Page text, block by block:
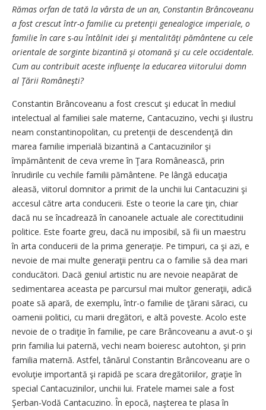
Rămas orfan de tată la vârsta de un an, Constantin Brâncoveanu
a fost crescut într-o familie cu pretenţii genealogice imperiale, o
familie în care s-au întâlnit idei şi mentalităţi pământene cu cele
orientale de sorginte bizantină şi otomană şi cu cele occidentale.
Cum au contribuit aceste influenţe la educarea viitorului domn
al Ţării Româneşti?
Constantin Brâncoveanu a fost crescut şi educat în mediul
intelectual al familiei sale materne, Cantacuzino, vechi şi ilustru
neam constantinopolitan, cu pretenţii de descendenţă din
marea familie imperială bizantină a Cantacuzinilor şi
împământenit de ceva vreme în Ţara Românească, prin
înrudirile cu vechile familii pământene. Pe lângă educaţia
aleasă, viitorul domnitor a primit de la unchii lui Cantacuzini şi
accesul către arta conducerii. Este o teorie la care ţin, chiar
dacă nu se încadrează în canoanele actuale ale corectitudinii
politice. Este foarte greu, dacă nu imposibil, să fii un maestru
în arta conducerii de la prima generaţie. Pe timpuri, ca şi azi, e
nevoie de mai multe generaţii pentru ca o familie să dea mari
conducători. Dacă geniul artistic nu are nevoie neapărat de
sedimentarea aceasta pe parcursul mai multor generaţii, adică
poate să apară, de exemplu, într-o familie de ţărani săraci, cu
oamenii politici, cu marii dregători, e altă poveste. Acolo este
nevoie de o tradiţie în familie, pe care Brâncoveanu a avut-o şi
prin familia lui paternă, vechi neam boieresc autohton, şi prin
familia maternă. Astfel, tânărul Constantin Brâncoveanu are o
evoluţie importantă şi rapidă pe scara dregătoriilor, graţie în
special Cantacuzinilor, unchii lui. Fratele mamei sale a fost
Şerban-Vodă Cantacuzino. În epocă, naşterea te plasa în